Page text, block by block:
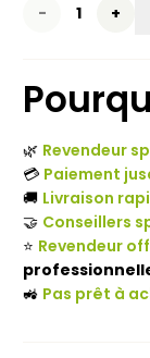
quantité
Épinette
310 –
Ultra
fine
pour
🌿 Revendeur
💳 Paiement
🚚 Livraison
🤝 Conseillers
⭐ Revendeur
🚜 Pas prêt à